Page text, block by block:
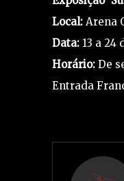
Local: Arena
Data: 13 a 24
Horário: De
Entrada